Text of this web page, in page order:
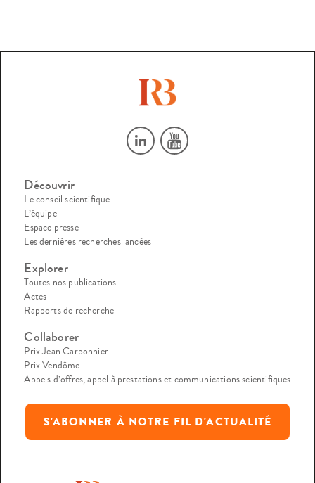
Découvrir
Le conseil scientifique
L’équipe
Espace presse
Les dernières recherches lancées
Explorer
Toutes nos publications
Actes
Rapports de recherche
Collaborer
Prix Jean Carbonnier
Prix Vendôme
Appels d’offres, appel à prestations et communications scientifiques
S'ABONNER À NOTRE FIL D'ACTUALITÉ